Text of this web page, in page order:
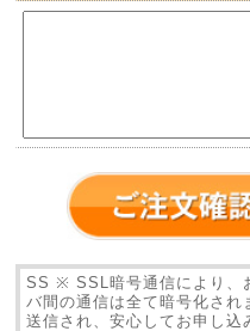
SS ※ SSL暗号通信により、
バ間の通信は全て暗号化され
送信され、安心してお申し込